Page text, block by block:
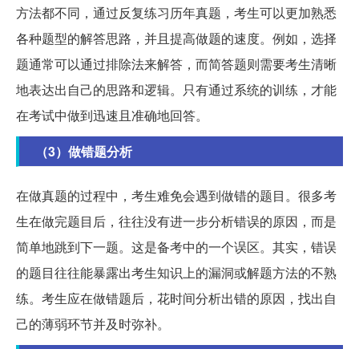
方法都不同，通过反复练习历年真题，考生可以更加熟悉
各种题型的解答思路，并且提高做题的速度。例如，选择
题通常可以通过排除法来解答，而简答题则需要考生清晰
地表达出自己的思路和逻辑。只有通过系统的训练，才能
在考试中做到迅速且准确地回答。
（3）做错题分析
在做真题的过程中，考生难免会遇到做错的题目。很多考
生在做完题目后，往往没有进一步分析错误的原因，而是
简单地跳到下一题。这是备考中的一个误区。其实，错误
的题目往往能暴露出考生知识上的漏洞或解题方法的不熟
练。考生应在做错题后，花时间分析出错的原因，找出自
己的薄弱环节并及时弥补。